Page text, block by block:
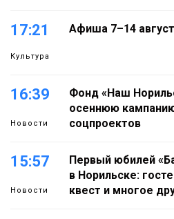
17:21
Культура
Афиша 7–14
16:39
Новости
Фонд «Наш
осеннюю
соцпроектов
15:57
Новости
Первый юбилей
в Норильске:
квест и многое